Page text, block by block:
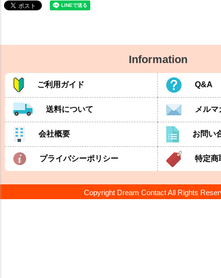
Information
ご利用ガイド Q&A
送料について メル
会社概要 お問い
プライバシーポリシー 特定商
Copyright Dream Contact All Rights